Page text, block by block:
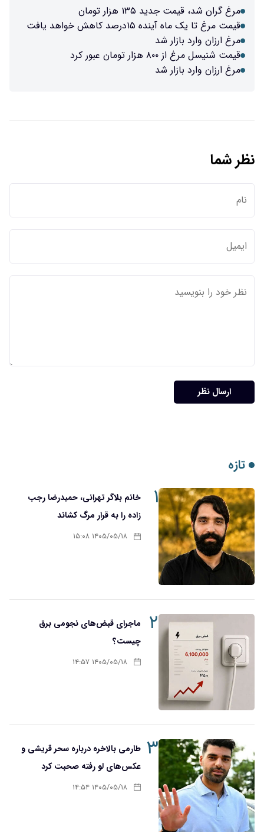
مرغ گران شد، قیمت جدید ۱۳۵ هزار تومان
قیمت مرغ تا یک ماه آینده ۱۵درصد کاهش خواهد یافت
مرغ ارزان وارد بازار شد
قیمت شنیسل مرغ از ۸۰۰ هزار تومان عبور کرد
مرغ ارزان وارد بازار شد
نظر شما
ارسال نظر
تازه
۱
خانم بلاگر تهرانی، حمیدرضا رجب
زاده را به قرار مرگ کشاند
۱۴۰۵/۰۵/۱۸ ۱۵:۰۸
۲
ماجرای قبض‌های نجومی برق
چیست؟
۱۴۰۵/۰۵/۱۸ ۱۴:۵۷
۳ طارمی بالاخره درباره سحر قریشی و
عکس‌های لو رفته صحبت کرد
۱۴۰۵/۰۵/۱۸ ۱۴:۵۴